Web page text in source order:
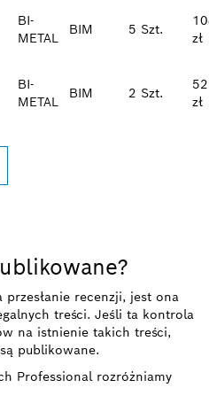
BI-
METAL
BIM 5 Szt.
zł
BI-
METAL
BIM 2 Szt.
zł
recenzji, jest ona
treści. Jeśli ta kontrola
na istnienie takich treści,
publikowane.
Professional rozróżniamy